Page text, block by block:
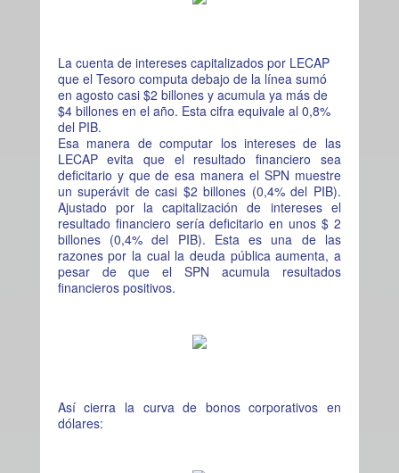
La cuenta de intereses capitalizados por LECAP
que el Tesoro computa debajo de la línea sumó
en agosto casi $2 billones y acumula ya más de
$4 billones en el año. Esta cifra equivale al 0,8%
del PIB.
Esa manera de computar los intereses de las
LECAP evita que el resultado financiero sea
deficitario y que de esa manera el SPN muestre
un superávit de casi $2 billones (0,4% del PIB).
Ajustado por la capitalización de intereses el
resultado financiero sería deficitario en unos $ 2
billones (0,4% del PIB). Esta es una de las
razones por la cual la deuda pública aumenta, a
pesar de que el SPN acumula resultados
financieros positivos.
Así cierra la curva de bonos corporativos en
dólares: